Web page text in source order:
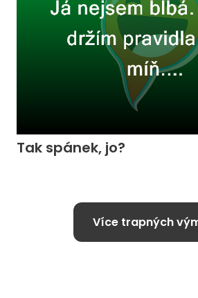
Tak spánek, jo?
Více trapných